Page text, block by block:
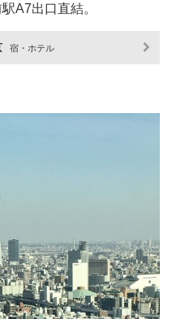
A7出口直結。
宿・ホテル